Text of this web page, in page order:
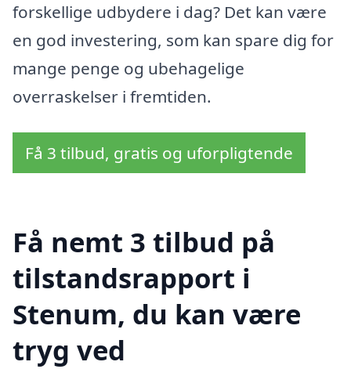
forskellige udbydere i dag? Det kan være
en god investering, som kan spare dig for
mange penge og ubehagelige
overraskelser i fremtiden.
Få 3 tilbud, gratis og uforpligtende
Få nemt 3 tilbud på
tilstandsrapport i
Stenum, du kan være
tryg ved